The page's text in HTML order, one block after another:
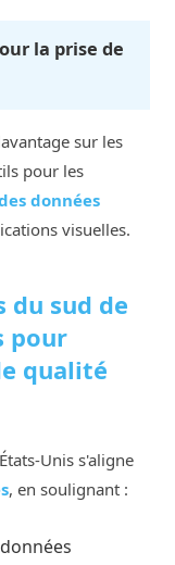
la prise de
sur les
pour les
données
visuelles.
du sud de
pour
qualité
Unis s'aligne
, en soulignant :